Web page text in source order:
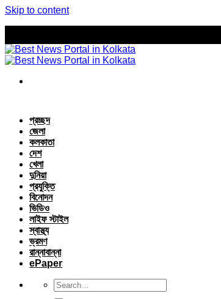
Skip to content
প্রচ্ছদ
জেলা
কলকাতা
দেশ
খেলা
দুনিয়া
প্রযুক্তি
বিনোদন
ভিডিও
লাইফ স্টাইল
স্বাস্থ্য
ভ্রমণ
রান্নাবান্না
ePaper